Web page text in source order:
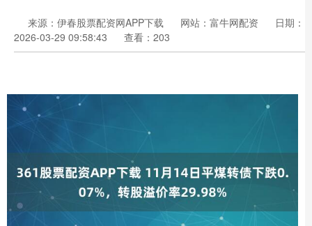
来源：伊春股票配资网APP下载 网站：富牛网配资
日期：
2026-03-29 09:58:43
查看：203